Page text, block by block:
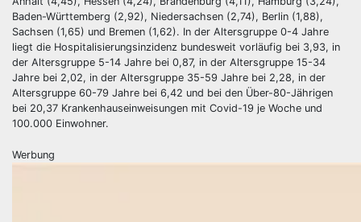
Baden-Württemberg (2,92), Niedersachsen (2,74), Berlin (1,88),
Sachsen (1,65) und Bremen (1,62). In der Altersgruppe 0-4 Jahre
liegt die Hospitalisierungsinzidenz bundesweit vorläufig bei 3,93, in
der Altersgruppe 5-14 Jahre bei 0,87, in der Altersgruppe 15-34
Jahre bei 2,02, in der Altersgruppe 35-59 Jahre bei 2,28, in der
Altersgruppe 60-79 Jahre bei 6,42 und bei den Über-80-Jährigen
bei 20,37 Krankenhauseinweisungen mit Covid-19 je Woche und
100.000 Einwohner.
Werbung